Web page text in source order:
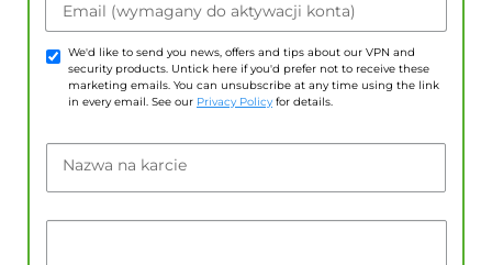
Email (wymagany do aktywacji konta)
We'd like to send you news, offers and tips about our VPN and
security products. Untick here if you'd prefer not to receive these
marketing emails. You can unsubscribe at any time using the link
in every email. See our Privacy Policy for details.
Nazwa na karcie